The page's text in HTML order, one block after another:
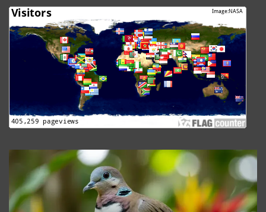
Granada
Dove
Revealed:
Uncover